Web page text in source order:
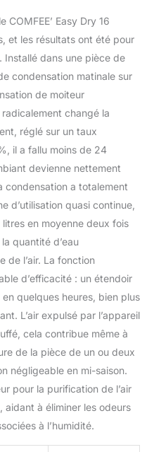
COMFEE’ Easy Dry 16
et les résultats ont été pour
Installé dans une pièce de
condensation matinale sur
de moiteur
changé la
réglé sur un taux
il a fallu moins de 24
devienne nettement
condensation a totalement
d’utilisation quasi continue,
en moyenne deux fois
quantité d’eau
de l’air. La fonction
d’efficacité : un étendoir
quelques heures, bien plus
L’air expulsé par l’appareil
cela contribue même à
de la pièce de un ou deux
négligeable en mi-saison.
pour la purification de l’air
à éliminer les odeurs
à l’humidité.